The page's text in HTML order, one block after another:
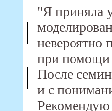
"Я приняла
невероятно
при помощи
После
и с
Рекомендую